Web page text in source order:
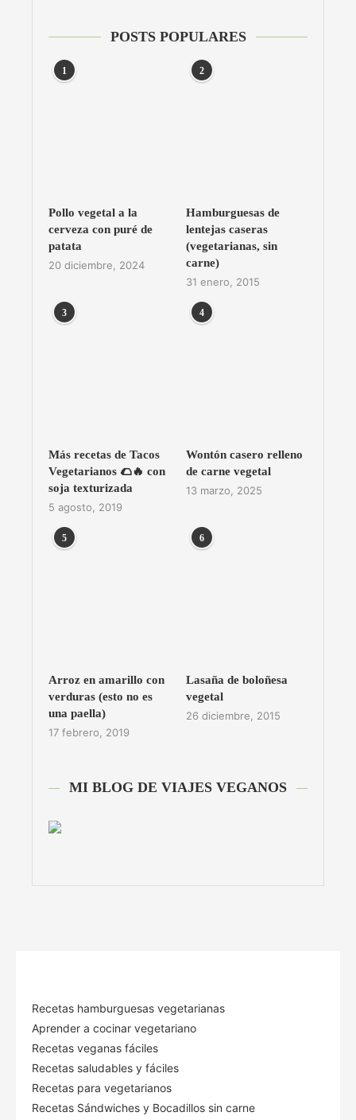
POSTS POPULARES
1
Pollo vegetal a la
cerveza con puré de
patata
20 diciembre, 2024
2
Hamburguesas de
lentejas caseras
(vegetarianas, sin
carne)
31 enero, 2015
3
Más recetas de Tacos
Vegetarianos 🌮🔥 con
soja texturizada
5 agosto, 2019
4
Wontón casero relleno
de carne vegetal
13 marzo, 2025
5
Arroz en amarillo con
verduras (esto no es
una paella)
17 febrero, 2019
6
Lasaña de boloñesa
vegetal
26 diciembre, 2015
MI BLOG DE VIAJES VEGANOS
Recetas hamburguesas vegetarianas
Aprender a cocinar vegetariano
Recetas veganas fáciles
Recetas saludables y fáciles
Recetas para vegetarianos
Recetas Sándwiches y Bocadillos sin carne